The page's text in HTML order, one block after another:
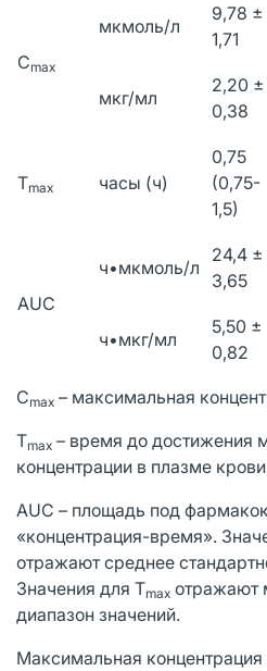
Cmax
мкмоль/л
9,78 ±
1,71
мкг/мл
2,20 ±
0,38
Tmax часы (ч)
0,75
(0,75-
1,5)
AUC
ч•мкмоль/л
24,4 ±
3,65
ч•мкг/мл
5,50 ±
0,82
Cmax – максимальная
Tmax – время до достижения
концентрации в плазме
AUC – площадь под
«концентрация-время».
отражают среднее
Значения для Tmax отражают
диапазон значений.
Максимальная